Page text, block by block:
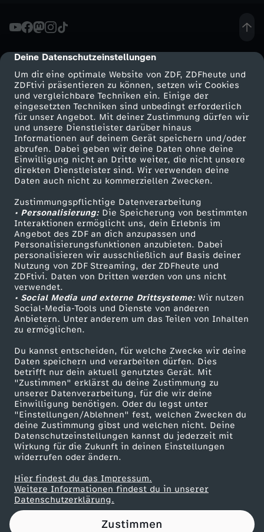
cmp-dialog-description
Deine Datenschutzeinstellungen
Um dir eine optimale Website von ZDF, ZDFheute und
ZDFtivi präsentieren zu können, setzen wir Cookies
und vergleichbare Techniken ein. Einige der
eingesetzten Techniken sind unbedingt erforderlich
für unser Angebot. Mit deiner Zustimmung dürfen wir
und unsere Dienstleister darüber hinaus
Informationen auf deinem Gerät speichern und/oder
abrufen. Dabei geben wir deine Daten ohne deine
Einwilligung nicht an Dritte weiter, die nicht unsere
direkten Dienstleister sind. Wir verwenden deine
Daten auch nicht zu kommerziellen Zwecken.
Zustimmungspflichtige Datenverarbeitung
• Personalisierung:Die Speicherung von bestimmten
Interaktionen ermöglicht uns, dein Erlebnis im
Angebot des ZDF an dich anzupassen und
Personalisierungsfunktionen anzubieten. Dabei
personalisieren wir ausschließlich auf Basis deiner
Nutzung von ZDF Streaming, der ZDFheute und
ZDFtivi. Daten von Dritten werden von uns nicht
verwendet.
• Social Media und externe Drittsysteme:Wir nutzen
Social-Media-Tools und Dienste von anderen
Anbietern. Unter anderem um das Teilen von Inhalten
zu ermöglichen.
Du kannst entscheiden, für welche Zwecke wir deine
Daten speichern und verarbeiten dürfen. Dies
betrifft nur dein aktuell genutztes Gerät. Mit
"Zustimmen" erklärst du deine Zustimmung zu
unserer Datenverarbeitung, für die wir deine
Einwilligung benötigen. Oder du legst unter
"Einstellungen/Ablehnen" fest, welchen Zwecken du
deine Zustimmung gibst und welchen nicht. Deine
Datenschutzeinstellungen kannst du jederzeit mit
Wirkung für die Zukunft in deinen Einstellungen
widerrufen oder ändern.
Hier findest du das Impressum.
Weitere Informationen findest du in unserer
Datenschutzerklärung.
Zustimmen
H
o
m
e
W
M
2
0
2
3
/
4
Mehr ZDF
ZDF-Apps
Smart TV
ZDFtext
Livestreams
Sendungen A-Z
TV-Programm
Service
ZDFmitreden
Kontakt zum ZDF
Tickets
Zuschauerservice
Hilfe
ZDF Unternehmen
Karriere
ZDF goes Schule
Werbefernsehen
Mainzelmännchen
Partner